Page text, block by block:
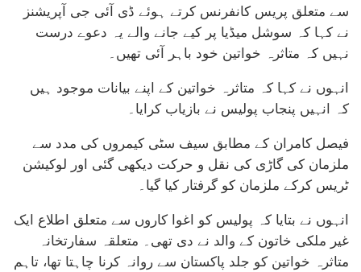
سے متعلق پریس کانفرنس کرتے ہوئے ڈی آئی جی آپریشنز
نے کہا کہ سوشل میڈیا پر کیے جانے والے یہ دعوے درست
نہیں کہ متاثرہ خواتین خود باہر آئی تھیں۔
انہوں نے کہا کہ متاثرہ خواتین کے اپنے بیانات موجود ہیں
کہ انہیں پنجاب پولیس نے بازیاب کرایا۔
فیصل کامران کے مطابق سیف سٹی کیمروں کی مدد سے
ملزمان کی گاڑی کی نقل و حرکت دیکھی گئی اور لوکیشن
ٹریس کرکے ملزمان کو گرفتار کیا گیا۔
انہوں نے بتایا کہ پولیس کو اغوا کاروں سے متعلق اطلاع ایک
غیر ملکی خاتون کے والد نے دی تھی۔ متعلقہ سفارتخانہ
متاثرہ خواتین کو جلد پاکستان سے روانہ کرنا چاہتا تھا، تاہم